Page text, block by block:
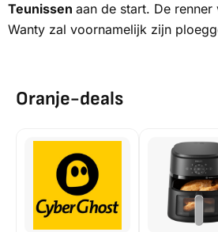
Teunissen aan de start. De renner
Wanty zal voornamelijk zijn
Oranje-deals